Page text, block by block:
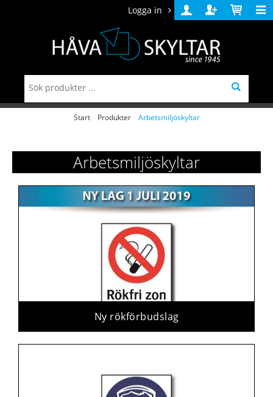
Logga in
Logga
in
Skapa
konto
Varukorg
Start Produkter Arbetsmiljöskyltar
Arbetsmiljöskyltar
Ny rökförbudslag